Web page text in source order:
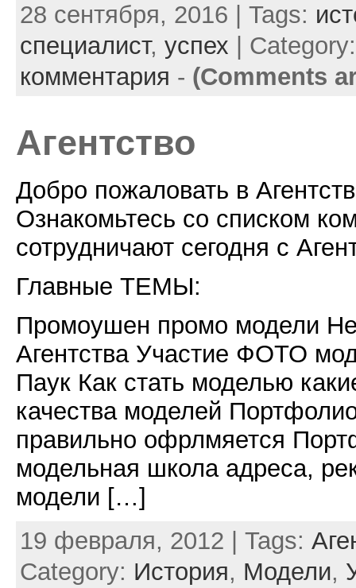
28 сентября, 2016 | Tags:
специалист, успех |
комментария - (Comments
Агентство
Добро пожаловать в
Ознакомьтесь со списком
сотрудничают сегодня с
Главные ТЕМЫ:
Промоушен промо модели
Агентства Участие ФОТО
Паук Как стать моделью
качества моделей
правильно офрлмяется
модельная школа адреса,
модели […]
19 февраля, 2012 | Tags:
Category: История, Модели,